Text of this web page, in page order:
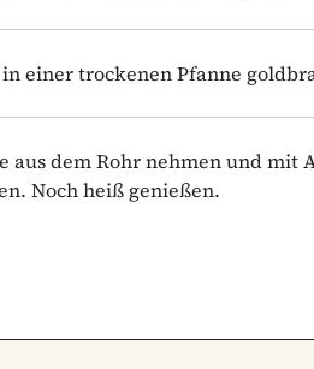
einer trockenen Pfanne
aus dem Rohr nehmen und
Noch heiß genießen.